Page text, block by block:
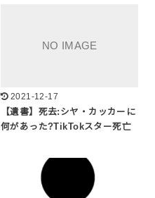
2021-12-17
【遺書】死去:シヤ・カッカーに
何があった?TikTokスター死亡